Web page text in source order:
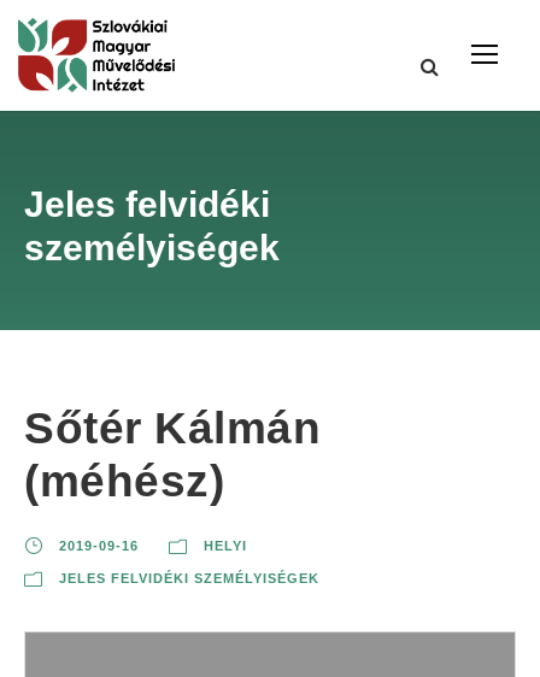
Jeles felvidéki
személyiségek
Sőtér Kálmán
(méhész)
2019-09-16 HELYI
JELES FELVIDÉKI SZEMÉLYISÉGEK